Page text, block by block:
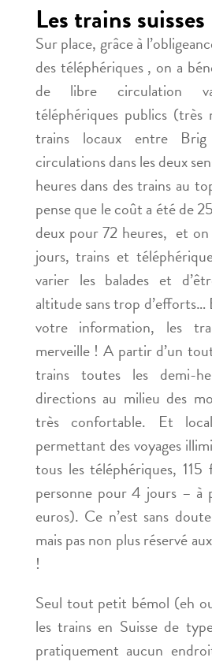
Les trains suisses
Sur place, grâce à
des téléphériques , on a
de libre circulation
téléphériques publics (très
trains locaux entre
circulations dans les deux
heures dans des trains au
pense que le coût a été de
deux pour 72 heures, et on
jours, trains et
varier les balades et
altitude sans trop
votre information, les
merveille ! A partir d’un
trains toutes les demi-
directions au milieu des
très confortable. Et
permettant des voyages
tous les téléphériques, 115
personne pour 4 jours – à
euros). Ce n’est sans
mais pas non plus réservé
!
Seul tout petit bémol (eh
les trains en Suisse de
pratiquement aucun